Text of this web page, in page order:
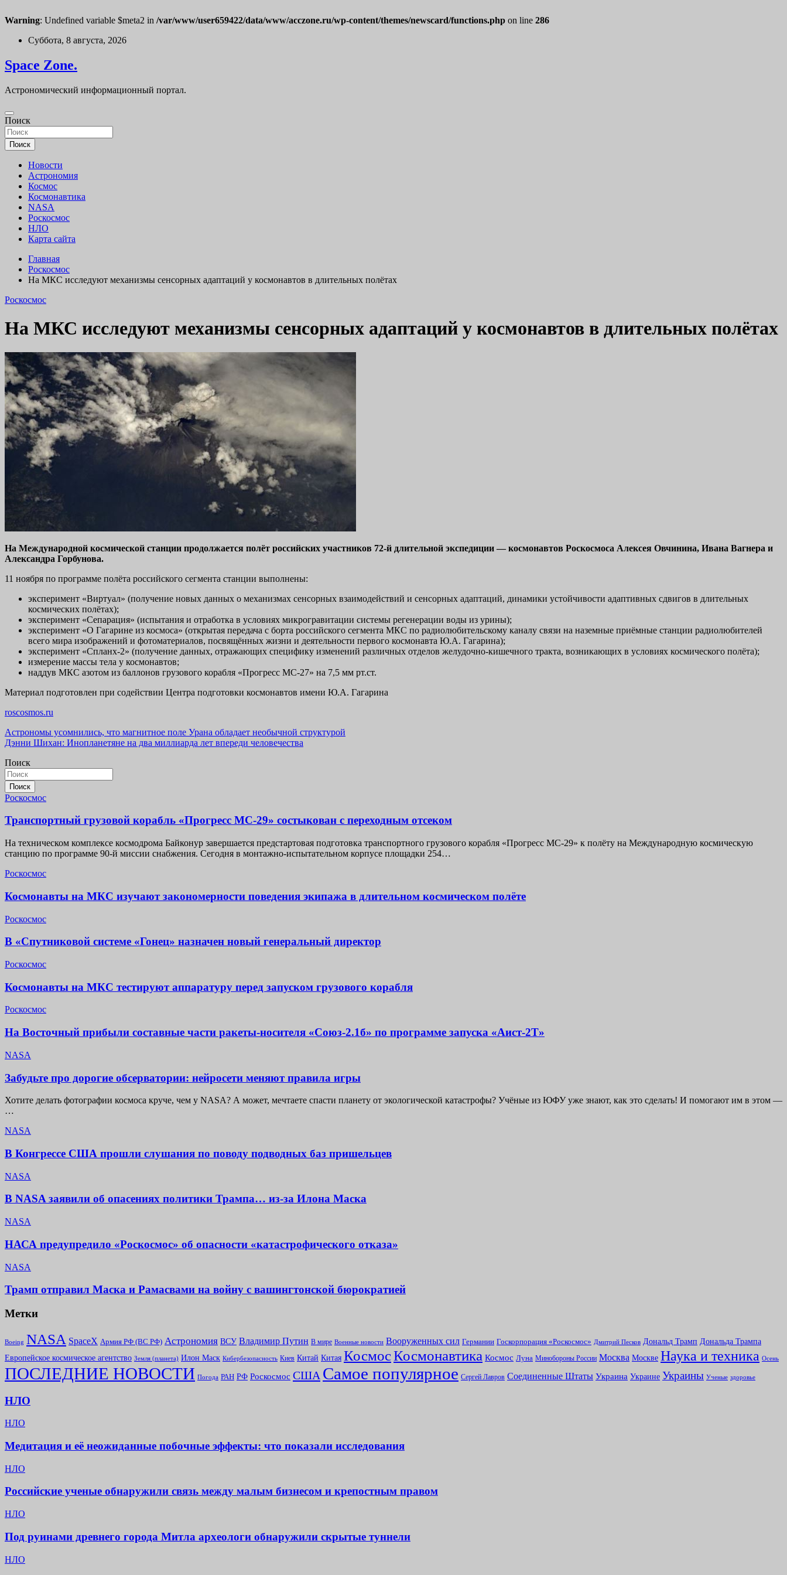
Warning: Undefined variable $meta2 in /var/www/user659422/data/www/acczone.ru/wp-content/themes/newscard/functions.php on line 286
Перейти
содержимому
Суббота, 8 августа, 2026
Space Zone.
Астрономический информационный портал.
Поиск
Поиск
Новости
Астрономия
Космос
Космонавтика
NASA
Роскосмос
НЛО
Карта сайта
Главная
Роскосмос
На МКС исследуют механизмы сенсорных адаптаций у космонавтов в длительных полётах
Роскосмос
На МКС исследуют механизмы сенсорных адаптаций у космонавтов в длительных полётах
На Международной космической станции продолжается полёт российских участников 72-й длительной экспедиции — космонавтов Роскосмоса Алексея Овчинина, Ивана Вагнера и
Александра Горбунова.
11 ноября по программе полёта российского сегмента станции выполнены:
эксперимент «Виртуал» (получение новых данных о механизмах сенсорных взаимодействий и сенсорных адаптаций, динамики устойчивости адаптивных сдвигов в длительных
космических полётах);
эксперимент «Сепарация» (испытания и отработка в условиях микрогравитации системы регенерации воды из урины);
эксперимент «О Гагарине из космоса» (открытая передача с борта российского сегмента МКС по радиолюбительскому каналу связи на наземные приёмные станции радиолюбителей
всего мира изображений и фотоматериалов, посвящённых жизни и деятельности первого космонавта Ю.А. Гагарина);
эксперимент «Спланх-2» (получение данных, отражающих специфику изменений различных отделов желудочно-кишечного тракта, возникающих в условиях космического полёта);
измерение массы тела у космонавтов;
наддув МКС азотом из баллонов грузового корабля «Прогресс МС-27» на 7,5 мм рт.ст.
Материал подготовлен при содействии Центра подготовки космонавтов имени Ю.А. Гагарина
roscosmos.ru
Навигация
по
записям
Астрономы усомнились, что магнитное поле Урана обладает необычной структурой
Дэнни Шихан: Инопланетяне на два миллиарда лет впереди человечества
Поиск
Поиск
Роскосмос
Транспортный грузовой корабль «Прогресс МС-29» состыкован с переходным отсеком
На техническом комплексе космодрома Байконур завершается предстартовая подготовка транспортного грузового корабля «Прогресс МС-29» к полёту на Международную космическую
станцию по программе 90-й миссии снабжения. Сегодня в монтажно-испытательном корпусе площадки 254…
Роскосмос
Космонавты на МКС изучают закономерности поведения экипажа в длительном космическом полёте
Роскосмос
В «Спутниковой системе «Гонец» назначен новый генеральный директор
Роскосмос
Космонавты на МКС тестируют аппаратуру перед запуском грузового корабля
Роскосмос
На Восточный прибыли составные части ракеты-носителя «Союз-2.1б» по программе запуска «Аист-2Т»
NASA
Забудьте про дорогие обсерватории: нейросети меняют правила игры
Хотите делать фотографии космоса круче, чем у NASA? А может, мечтаете спасти планету от экологической катастрофы? Учёные из ЮФУ уже знают, как это сделать! И помогают им в этом —
…
NASA
В Конгрессе США прошли слушания по поводу подводных баз пришельцев
NASA
В NASA заявили об опасениях политики Трампа… из-за Илона Маска
NASA
НАСА предупредило «Роскосмос» об опасности «катастрофического отказа»
NASA
Трамп отправил Маска и Рамасвами на войну с вашингтонской бюрократией
Метки
Boeing NASA SpaceX Армия РФ (ВС РФ) Астрономия ВСУ Владимир Путин В мире Военные новости Вооруженных сил Германии Госкорпорация «Роскосмос» Дмитрий Песков Дональд Трамп Дональда Трампа
Европейское космическое агентство Земля (планета) Илон Маск Кибербезопасность Киев Китай Китая КосмоcКосмонавтика Космос Луна Минобороны России Москва Москве Наука и техника Осень
ПОСЛЕДНИЕ НОВОСТИ Погода РАН РФ Роскосмос США Самое популярное Сергей Лавров Соединенные Штаты Украина Украине Украины Ученые здоровье
НЛО
НЛО
Медитация и её неожиданные побочные эффекты: что показали исследования
НЛО
Российские ученые обнаружили связь между малым бизнесом и крепостным правом
НЛО
Под руинами древнего города Митла археологи обнаружили скрытые туннели
НЛО